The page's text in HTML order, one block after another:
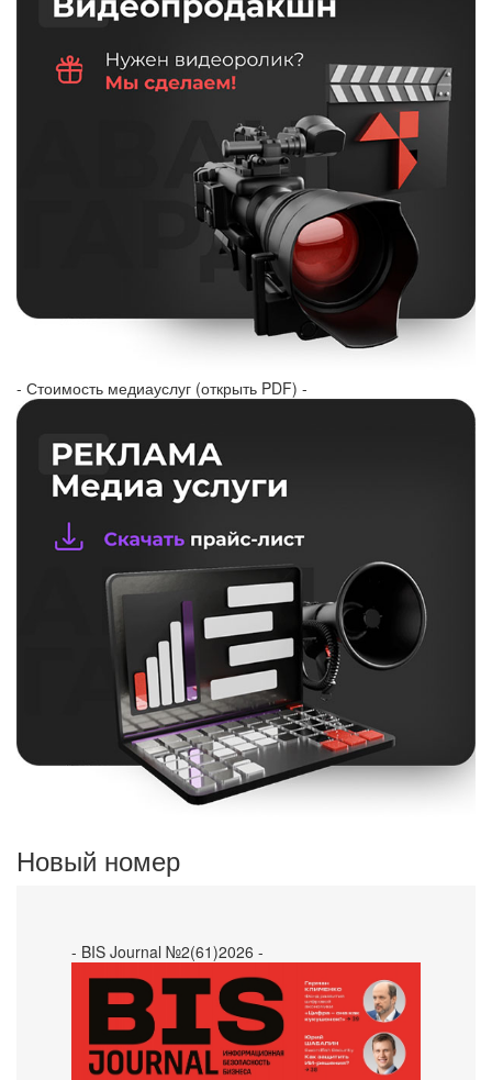
- Стоимость медиауслуг (открыть PDF) -
Новый номер
- BIS Journal №2(61)2026 -